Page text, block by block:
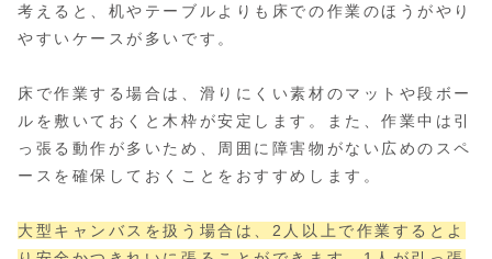
考えると、机やテーブルよりも床での作業のほうがやり
やすいケースが多いです。
床で作業する場合は、滑りにくい素材のマットや段ボー
ルを敷いておくと木枠が安定します。また、作業中は引
っ張る動作が多いため、周囲に障害物がない広めのスペ
ースを確保しておくことをおすすめします。
大型キャンバスを扱う場合は、2人以上で作業するとよ